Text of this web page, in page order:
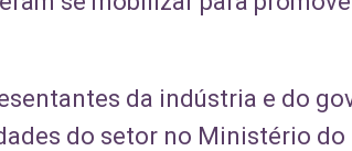
da indústria e do
do setor no Ministério do